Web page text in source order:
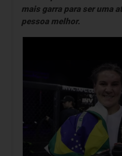
mais garra para ser uma
pessoa melhor.